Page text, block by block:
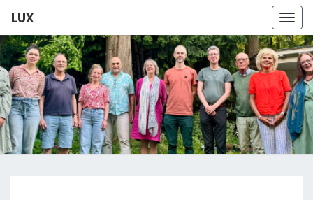
LUX
LUX
Kamerkoor
Onder
Leiding
Van
Angeliki
Ploka